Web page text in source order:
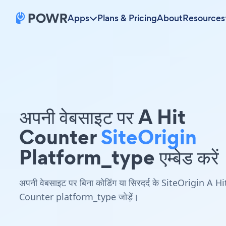
Apps Plans & PricingAboutResources
अपनी वेबसाइट पर A Hit
CounterSiteOrigin
Platform_type एम्बेड करें
अपनी वेबसाइट पर बिना कोडिंग या सिरदर्द के SiteOrigin A
Counter platform_type जोड़ें।